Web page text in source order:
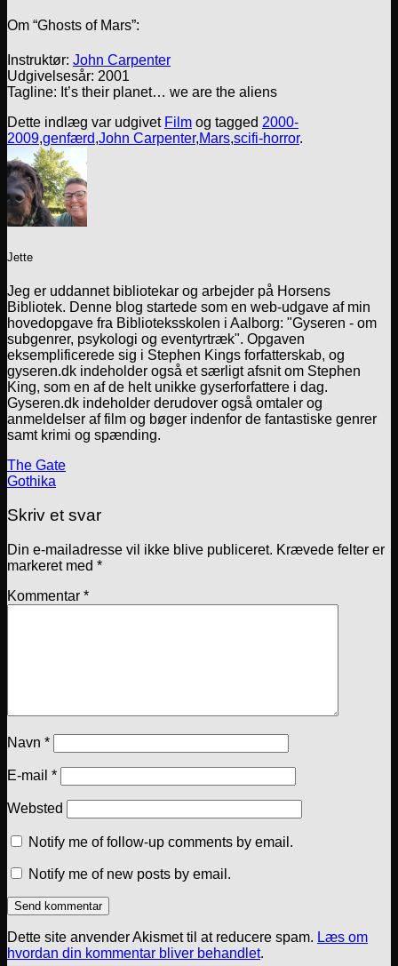
Om “Ghosts of Mars”:
Instruktør: John Carpenter
Udgivelsesår: 2001
Tagline: It’s their planet… we are the aliens
Dette indlæg var udgivet Film og tagged 2000-
2009,genfærd,John Carpenter,Mars,scifi-horror.
Jette
Jeg er uddannet bibliotekar og arbejder på Horsens
Bibliotek. Denne blog startede som en web-udgave af min
hovedopgave fra Biblioteksskolen i Aalborg: "Gyseren - om
subgenrer, psykologi og eventyrtræk". Opgaven
eksemplificerede sig i Stephen Kings forfatterskab, og
gyseren.dk indeholder også et særligt afsnit om Stephen
King, som en af de helt unikke gyserforfattere i dag.
Gyseren.dk indeholder derudover også omtaler og
anmeldelser af film og bøger indenfor de fantastiske genrer
samt krimi og spænding.
The Gate
Gothika
Skriv et svar
Din e-mailadresse vil ikke blive publiceret. Krævede felter er
markeret med *
Kommentar *
Navn *
E-mail *
Websted
Notify me of follow-up comments by email.
Notify me of new posts by email.
Dette site anvender Akismet til at reducere spam. Læs om
hvordan din kommentar bliver behandlet.